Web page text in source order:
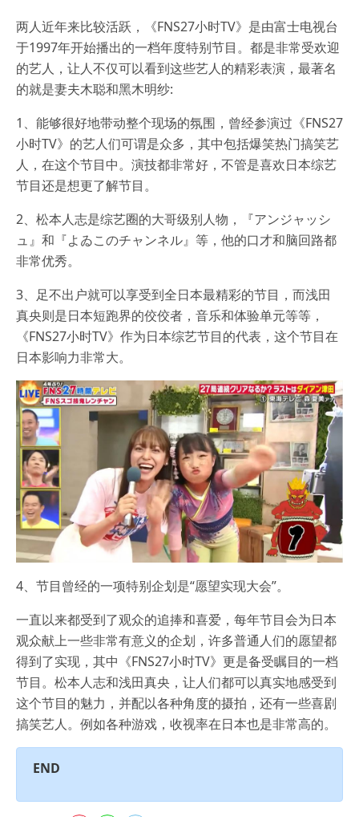
两人近年来比较活跃，《FNS27小时TV》是由富士电视台
于1997年开始播出的一档年度特别节目。都是非常受欢迎
的艺人，让人不仅可以看到这些艺人的精彩表演，最著名
的就是妻夫木聪和黑木明纱:
1、能够很好地带动整个现场的氛围，曾经参演过《FNS27
小时TV》的艺人们可谓是众多，其中包括爆笑热门搞笑艺
人，在这个节目中。演技都非常好，不管是喜欢日本综艺
节目还是想更了解节目。
2、松本人志是综艺圈的大哥级别人物，『アンジャッシ
ュ』和『よゐこのチャンネル』等，他的口才和脑回路都
非常优秀。
3、足不出户就可以享受到全日本最精彩的节目，而浅田
真央则是日本短跑界的佼佼者，音乐和体验单元等等，
《FNS27小时TV》作为日本综艺节目的代表，这个节目在
日本影响力非常大。
4、节目曾经的一项特别企划是“愿望实现大会”。
一直以来都受到了观众的追捧和喜爱，每年节目会为日本
观众献上一些非常有意义的企划，许多普通人们的愿望都
得到了实现，其中《FNS27小时TV》更是备受瞩目的一档
节目。松本人志和浅田真央，让人们都可以真实地感受到
这个节目的魅力，并配以各种角度的摄拍，还有一些喜剧
搞笑艺人。例如各种游戏，收视率在日本也是非常高的。
END